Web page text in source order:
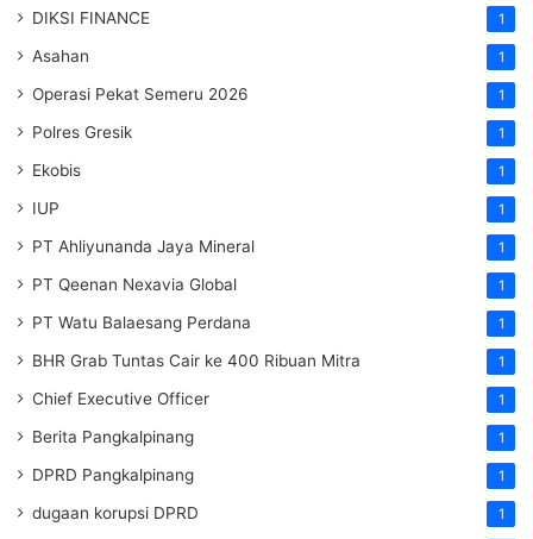
DIKSI FINANCE 1
Asahan 1
Operasi Pekat Semeru 2026 1
Polres Gresik 1
Ekobis 1
IUP 1
PT Ahliyunanda Jaya Mineral 1
PT Qeenan Nexavia Global 1
PT Watu Balaesang Perdana 1
BHR Grab Tuntas Cair ke 400 Ribuan Mitra 1
Chief Executive Officer 1
Berita Pangkalpinang 1
DPRD Pangkalpinang 1
dugaan korupsi DPRD 1